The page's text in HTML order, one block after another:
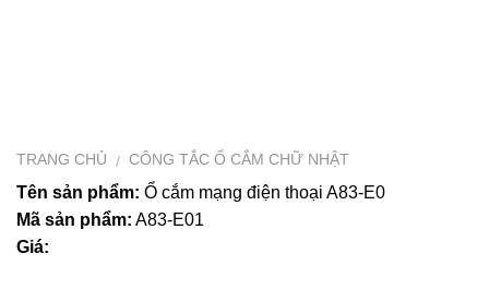
TRANG CHỦ / CÔNG TẮC Ổ CẮM CHỮ NHẬT
Tên sản phẩm: Ổ cắm mạng điện thoại A83-E0
Mã sản phẩm: A83-E01
Giá: